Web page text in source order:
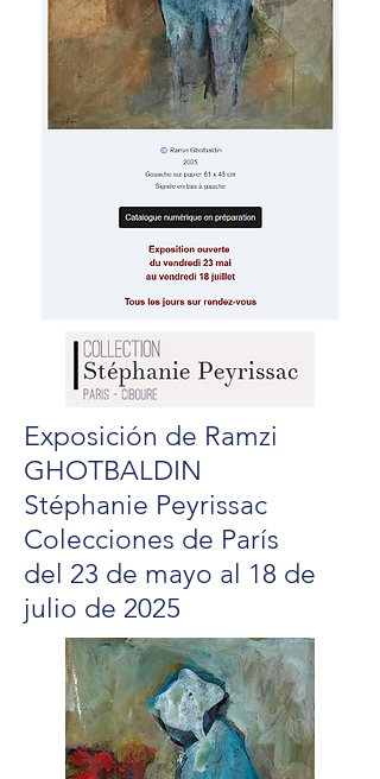
Exposición de Ramzi
GHOTBALDIN
Stéphanie Peyrissac
Colecciones de París
del 23 de mayo al 18 de
julio de 2025